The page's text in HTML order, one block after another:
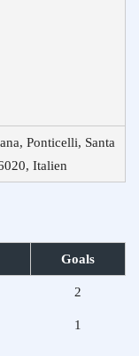
Ponticelli, Santa
Italien
Goals
2
1